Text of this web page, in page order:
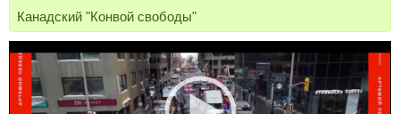
Канадский "Конвой свободы"